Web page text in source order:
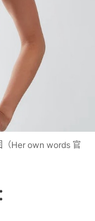
（Her own words 官